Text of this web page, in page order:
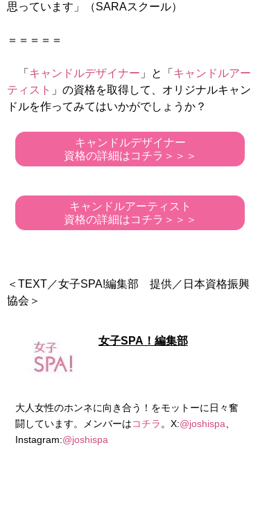
思っています」（SARAスクール）
＝＝＝＝＝
「 キャンドルデザイナー 」と「 キャンドルアー
ティスト 」の資格を取得して、オリジナルキャン
ドルを作ってみてはいかがでしょうか？
キャンドルデザイナー
資格の詳細はコチラ＞＞＞
キャンドルアーティスト
資格の詳細はコチラ＞＞＞
＜TEXT／女子SPA!編集部 提供／日本資格振興
協会＞
女子SPA！編集部
大人女性のホンネに向き合う！をモットーに日々奮
闘しています。メンバーはコチラ。X:@joshispa、
Instagram:@joshispa